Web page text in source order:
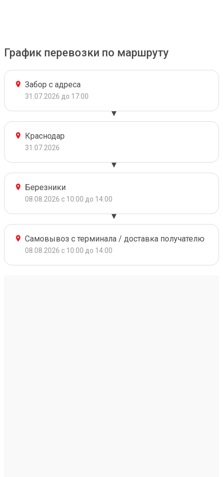
График перевозки по маршруту
Забор с адреса
31.07.2026 до 17:00
Краснодар
31.07.2026
Березники
08.08.2026 с 10:00 до 14:00
Самовывоз с терминала / доставка получателю
08.08.2026 с 10:00 до 14:00